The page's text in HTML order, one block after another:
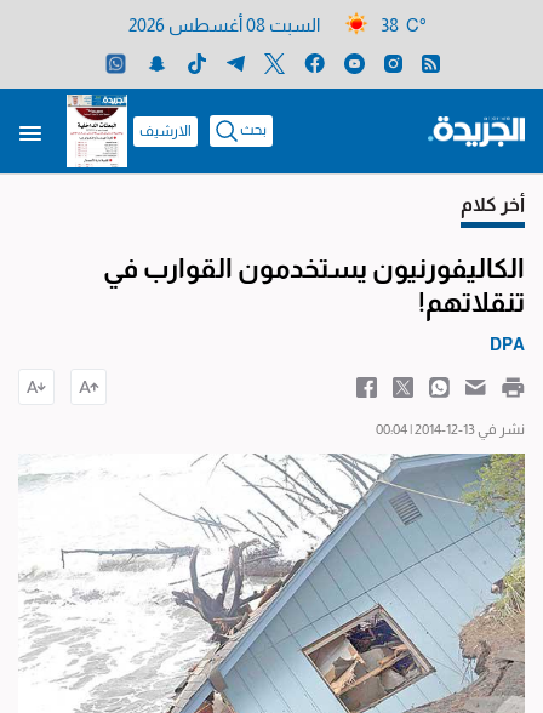
38 C° السبت 08 أغسطس 2026
بحث الارشيف
أخر كلام
الكاليفورنيون يستخدمون القوارب في
تنقلاتهم!
DPA
نشر في 13-12-2014 | 00:04